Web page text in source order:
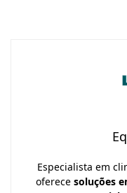
Especialista em
oferece soluções